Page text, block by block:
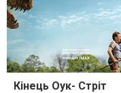
Кінець Оук- Стріт